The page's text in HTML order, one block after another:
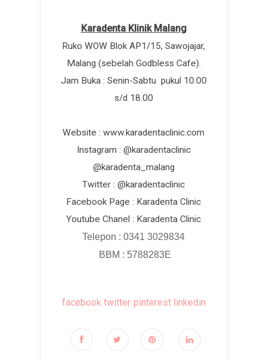
Karadenta Klinik Malang
Ruko WOW Blok AP1/15, Sawojajar,
Malang (sebelah Godbless Cafe).
Jam Buka : Senin-Sabtu pukul 10.00
s/d 18.00
Website : www.karadentaclinic.com
Instagram : @karadentaclinic
@karadenta_malang
Twitter : @karadentaclinic
Facebook Page : Karadenta Clinic
Youtube Chanel : Karadenta Clinic
Telepon : 0341 3029834
BBM : 5788283E
facebook twitter pinterest linkedin